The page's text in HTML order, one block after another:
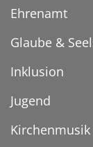
Ehrenamt
Glaube &
Inklusion
Jugend
Kirchenmusik